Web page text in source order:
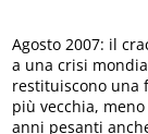
Agosto 2007: il
a una crisi
restituiscono una
più vecchia,
anni pesanti